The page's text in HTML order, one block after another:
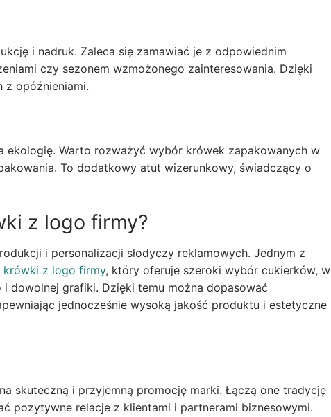
i nadruk. Zaleca się zamawiać je z odpowiednim
czy sezonem wzmożonego zainteresowania. Dzięki
z opóźnieniami.
ekologię. Warto rozważyć wybór krówek zapakowanych w
To dodatkowy atut wizerunkowy, świadczący o
z logo firmy?
i personalizacji słodyczy reklamowych. Jednym z
krówki z logo firmy, który oferuje szeroki wybór cukierków, w
dowolnej grafiki. Dzięki temu można dopasować
jednocześnie wysoką jakość produktu i estetyczne
skuteczną i przyjemną promocję marki. Łączą one tradycję
pozytywne relacje z klientami i partnerami biznesowymi.